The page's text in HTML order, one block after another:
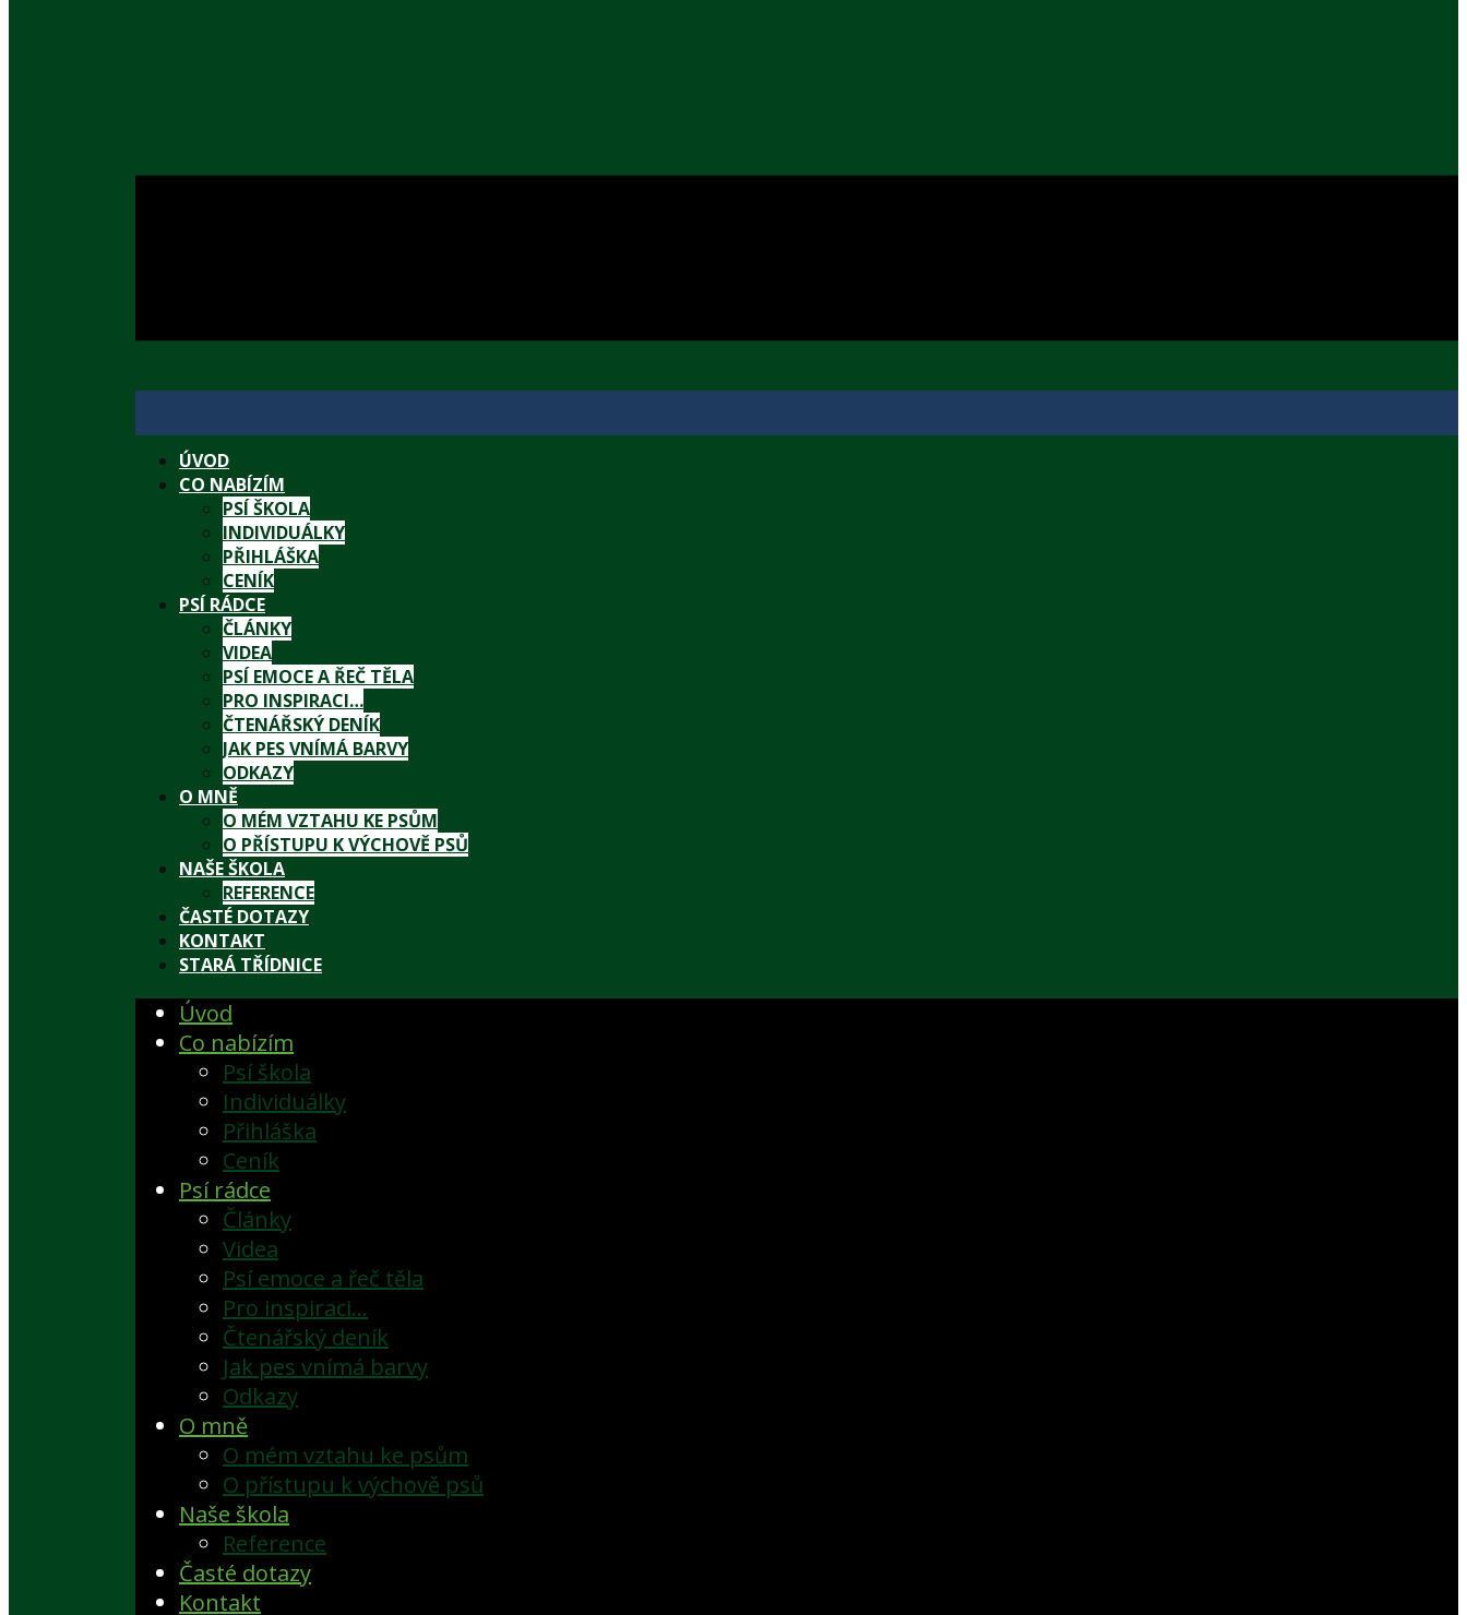
ÚVOD
CO NABÍZÍM
PSÍ ŠKOLA
INDIVIDUÁLKY
PŘIHLÁŠKA
CENÍK
PSÍ RÁDCE
ČLÁNKY
VIDEA
PSÍ EMOCE A ŘEČ TĚLA
PRO INSPIRACI…
ČTENÁŘSKÝ DENÍK
JAK PES VNÍMÁ BARVY
ODKAZY
O MNĚ
O MÉM VZTAHU KE PSŮM
O PŘÍSTUPU K VÝCHOVĚ PSŮ
NAŠE ŠKOLA
REFERENCE
ČASTÉ DOTAZY
KONTAKT
STARÁ TŘÍDNICE
Úvod
Co nabízím
Psí škola
Individuálky
Přihláška
Ceník
Psí rádce
Články
Videa
Psí emoce a řeč těla
Pro inspiraci…
Čtenářský deník
Jak pes vnímá barvy
Odkazy
O mně
O mém vztahu ke psům
O přístupu k výchově psů
Naše škola
Reference
Časté dotazy
Kontakt